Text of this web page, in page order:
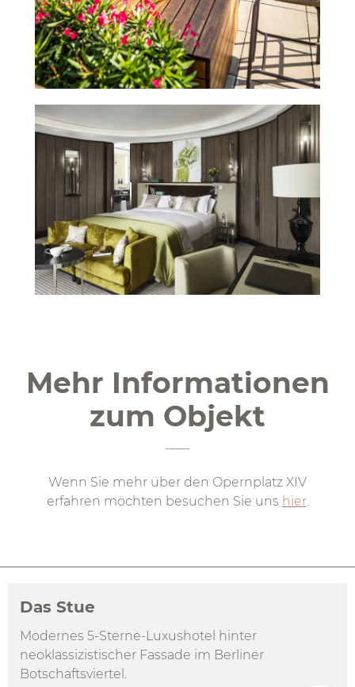
Mehr Informationen
zum Objekt
Wenn Sie mehr über den Opernplatz XIV
erfahren möchten besuchen Sie uns hier.
Das Stue
Modernes 5-Sterne-Luxushotel hinter
neoklassizistischer Fassade im Berliner
Botschaftsviertel.